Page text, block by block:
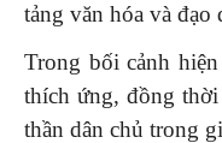
tảng văn hóa và đạo
Trong bối cảnh
thích ứng, đồng
thần dân chủ trong